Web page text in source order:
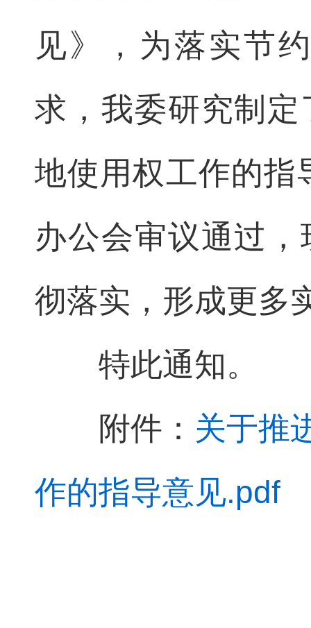
见》，为落实节
求，我委研究制
地使用权工作的指
办公会审议通过
彻落实，形成更多
特此通知。
附件： 关于推
作的指导意见.pdf